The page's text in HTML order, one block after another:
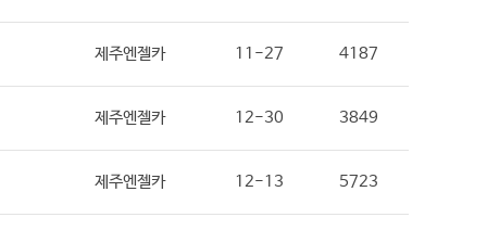
제주엔젤카 11-27 4187
제주엔젤카 12-30 3849
제주엔젤카 12-13 5723